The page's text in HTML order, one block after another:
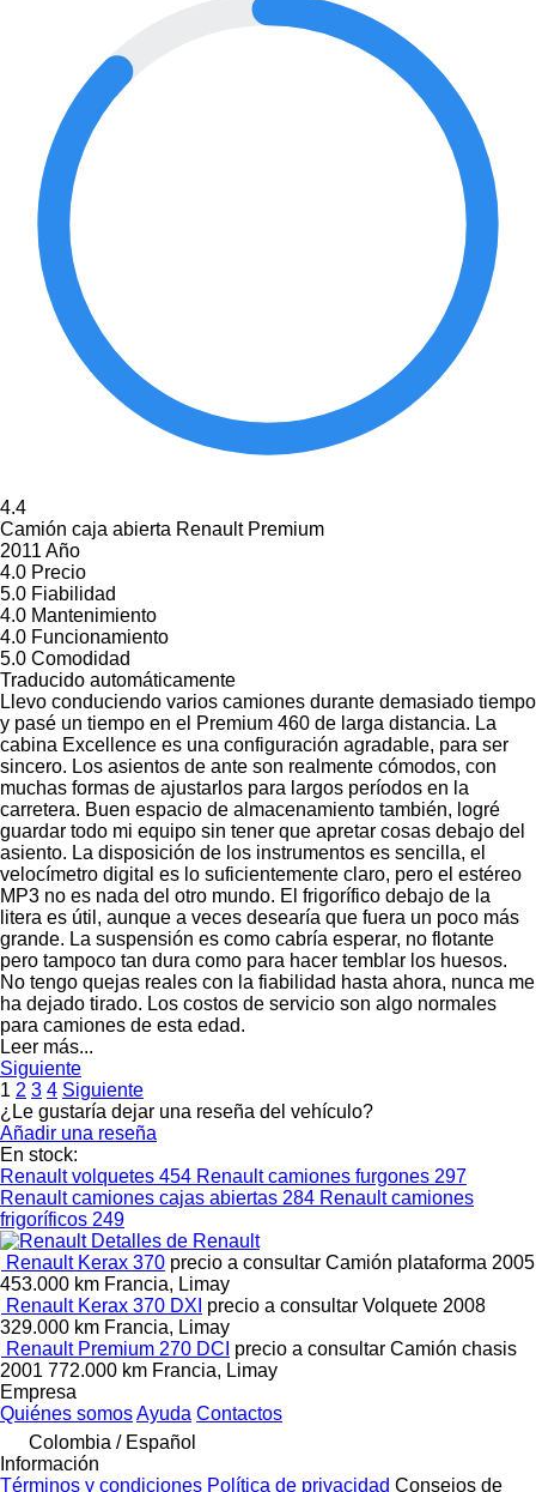
4.4
Camión caja abierta Renault Premium
2011 Año
4.0 Precio
5.0 Fiabilidad
4.0 Mantenimiento
4.0 Funcionamiento
5.0 Comodidad
Traducido automáticamente
Llevo conduciendo varios camiones durante demasiado tiempo
y pasé un tiempo en el Premium 460 de larga distancia. La
cabina Excellence es una configuración agradable, para ser
sincero. Los asientos de ante son realmente cómodos, con
muchas formas de ajustarlos para largos períodos en la
carretera. Buen espacio de almacenamiento también, logré
guardar todo mi equipo sin tener que apretar cosas debajo del
asiento. La disposición de los instrumentos es sencilla, el
velocímetro digital es lo suficientemente claro, pero el estéreo
MP3 no es nada del otro mundo. El frigorífico debajo de la
litera es útil, aunque a veces desearía que fuera un poco más
grande. La suspensión es como cabría esperar, no flotante
pero tampoco tan dura como para hacer temblar los huesos.
No tengo quejas reales con la fiabilidad hasta ahora, nunca me
ha dejado tirado. Los costos de servicio son algo normales
para camiones de esta edad.
Leer más...
Siguiente
1 2 3 4 Siguiente
¿Le gustaría dejar una reseña del vehículo?
Añadir una reseña
En stock:
Renault volquetes 454 Renault camiones furgones 297
Renault camiones cajas abiertas 284 Renault camiones
frigoríficos 249
Detalles de Renault
Renault Kerax 370 precio a consultar Camión plataforma 2005
453.000 km Francia, Limay
Renault Kerax 370 DXI precio a consultar Volquete 2008
329.000 km Francia, Limay
Renault Premium 270 DCI precio a consultar Camión chasis
2001 772.000 km Francia, Limay
Empresa
Quiénes somosAyuda Contactos
Colombia / Español
Información
Términos y condiciones Política de privacidad Consejos de